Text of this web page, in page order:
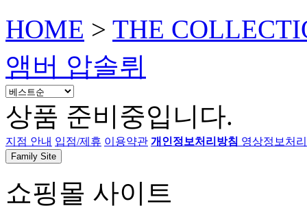
HOME > THE
앰버 압솔뤼
상품 준비중입니다.
지점 안내 입점/제휴 이용약관 개인정보처리방침 영상정보처
Family Site
쇼핑몰 사이트